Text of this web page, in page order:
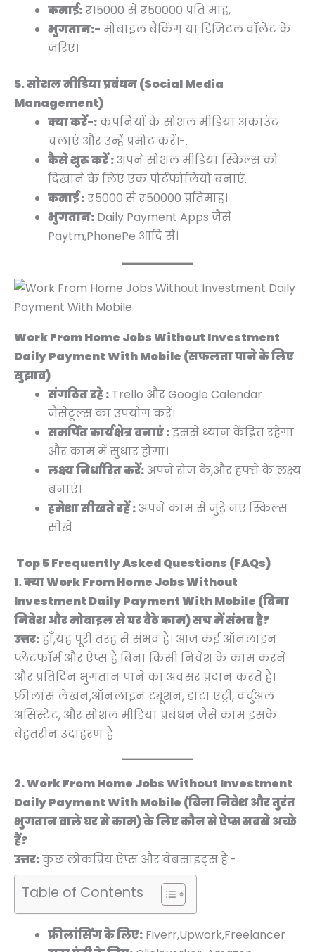
कमाई: ₹15000 से ₹50000 प्रति माह,
भुगतान:- मोबाइल बैंकिंग या डिजिटल वॉलेट के
जरिए।
5. सोशल मीडिया प्रबंधन (Social Media
Management)
क्या करें-:कंपनियों के सोशल मीडिया अकाउंट
चलाएं और उन्हें प्रमोट करें।-.
कैसे शुरू करें : अपने सोशल मीडिया स्किल्स को
दिखाने के लिए एक पोर्टफोलियो बनाएं.
कमाई : ₹5000 से ₹50000 प्रतिमाह।
भुगतान: Daily Payment Apps जैसे
Paytm,PhonePe आदि से।
Work From Home Jobs Without Investment
Daily Payment With Mobile (सफलता पाने के लिए
सुझाव)
संगठित रहे : Trello और Google Calendar
जैसेटूल्स का उपयोग करें।
समर्पित कार्यक्षेत्र बनाएं :इससे ध्यान केंद्रित रहेगा
और काम में सुधार होगा।
लक्ष्य निर्धारित करें: अपने रोज के,और हफ्ते के लक्ष्य
बनाएं।
हमेशा सीखते रहें : अपने काम से जुड़े नए स्किल्स
सीखें
Top 5 Frequently Asked Questions (FAQs)
1. क्या Work From Home Jobs Without
Investment Daily Payment With Mobile (बिना
निवेश और मोबाइल से घर बैठे काम) सच में संभव है?
उत्तर:हाँ,यह पूरी तरह से संभव है। आज कई ऑनलाइन
प्लेटफॉर्म और ऐप्स हैं बिना किसी निवेश के काम करने
और प्रतिदिन भुगतान पाने का अवसर प्रदान करते हैं।
फ्रीलांस लेखन,ऑनलाइन ट्यूशन, डाटा एंट्री, वर्चुअल
असिस्टेंट, और सोशल मीडिया प्रबंधन जैसे काम इसके
बेहतरीन उदाहरण हैं
2. Work From Home Jobs Without Investment
Daily Payment With Mobile (बिना निवेश और तुरंत
भुगतान वाले घर से काम) के लिए कौन से ऐप्स सबसे अच्छे
हैं?
उत्तर:कुछ लोकप्रिय ऐप्स और वेबसाइट्स हैं:-
Table of Contents
फ्रीलांसिंग के लिए: Fiverr,Upwork,Freelancer